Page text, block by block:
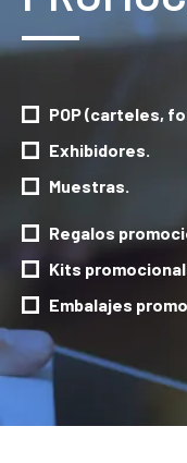
POP (carteles,
Exhibidores.
Muestras.
Regalos
Kits
Embalajes